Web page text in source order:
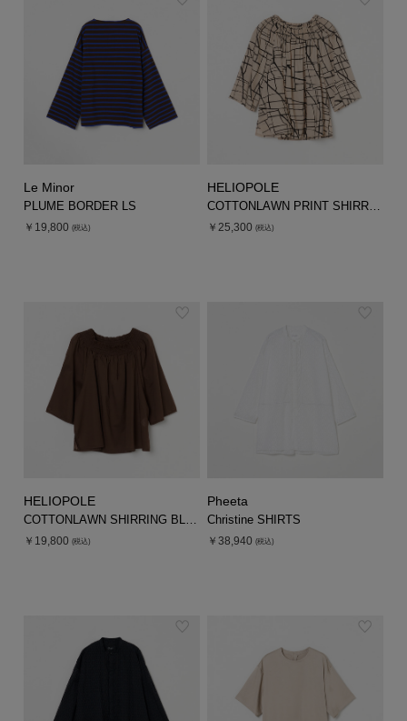
Le Minor
PLUME BORDER LS
￥19,800 (税込)
HELIOPOLE
COTTONLAWN PRINT SHIRRING BLOUSE
￥25,300 (税込)
HELIOPOLE
COTTONLAWN SHIRRING BLOUSE
￥19,800 (税込)
Pheeta
Christine SHIRTS
￥38,940 (税込)